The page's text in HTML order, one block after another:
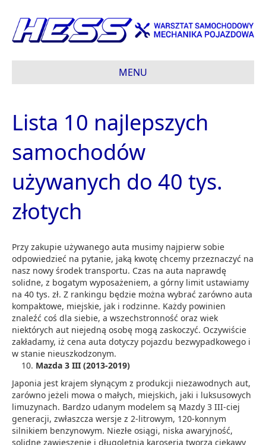
MENU
Lista 10 najlepszych
samochodów
używanych do 40 tys.
złotych
Przy zakupie używanego auta musimy najpierw sobie
odpowiedzieć na pytanie, jaką kwotę chcemy przeznaczyć na
nasz nowy środek transportu. Czas na auta naprawdę
solidne, z bogatym wyposażeniem, a górny limit ustawiamy
na 40 tys. zł. Z rankingu będzie można wybrać zarówno auta
kompaktowe, miejskie, jak i rodzinne. Każdy powinien
znaleźć coś dla siebie, a wszechstronność oraz wiek
niektórych aut niejedną osobę mogą zaskoczyć. Oczywiście
zakładamy, iż cena auta dotyczy pojazdu bezwypadkowego i
w stanie nieuszkodzonym.
Mazda 3 III (2013-2019)
Japonia jest krajem słynącym z produkcji niezawodnych aut,
zarówno jeżeli mowa o małych, miejskich, jaki i luksusowych
limuzynach. Bardzo udanym modelem są Mazdy 3 III-ciej
generacji, zwłaszcza wersje z 2-litrowym, 120-konnym
silnikiem benzynowym. Niezłe osiągi, niska awaryjność,
solidne zawieszenie i długoletnia karoseria tworzą ciekawy